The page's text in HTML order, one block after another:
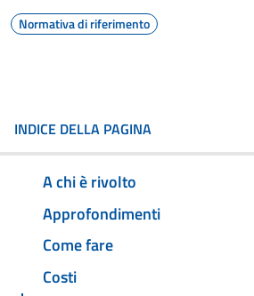
Normativa di riferimento
INDICE DELLA PAGINA
A chi è rivolto
Approfondimenti
Come fare
Costi